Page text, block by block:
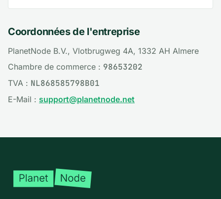
Coordonnées de l'entreprise
PlanetNode B.V., Vlotbrugweg 4A, 1332 AH Almere
Chambre de commerce : 98653202
TVA : NL868585798B01
E-Mail : support@planetnode.net